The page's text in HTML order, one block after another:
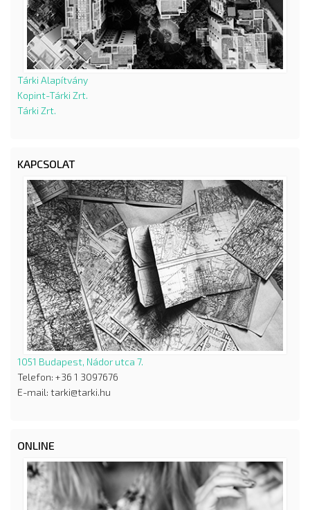
Tárki Alapítvány
Kopint-Tárki Zrt.
Tárki Zrt.
KAPCSOLAT
1051 Budapest, Nádor utca 7.
Telefon: +36 1 3097676
E-mail: tarki@tarki.hu
ONLINE